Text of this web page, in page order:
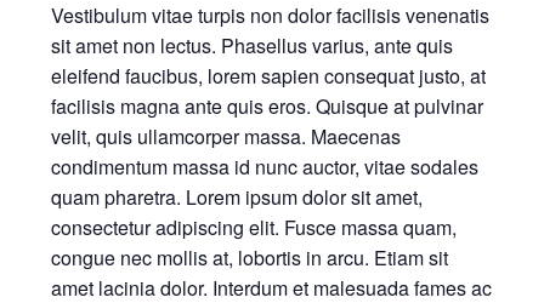
Vestibulum vitae turpis non dolor facilisis venenatis
sit amet non lectus. Phasellus varius, ante quis
eleifend faucibus, lorem sapien consequat justo, at
facilisis magna ante quis eros. Quisque at pulvinar
velit, quis ullamcorper massa. Maecenas
condimentum massa id nunc auctor, vitae sodales
quam pharetra. Lorem ipsum dolor sit amet,
consectetur adipiscing elit. Fusce massa quam,
congue nec mollis at, lobortis in arcu. Etiam sit
amet lacinia dolor. Interdum et malesuada fames ac